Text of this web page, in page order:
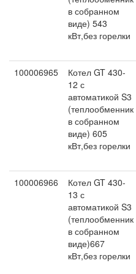
в собранном
виде) 543
кВт,без горелки
100006965
Котел GT 430-
12 с
автоматикой S3
(теплообменник
в собранном
виде) 605
кВт,без горелки
100006966
Котел GT 430-
13 с
автоматикой S3
(теплообменник
в собранном
виде)667
кВт,без горелки